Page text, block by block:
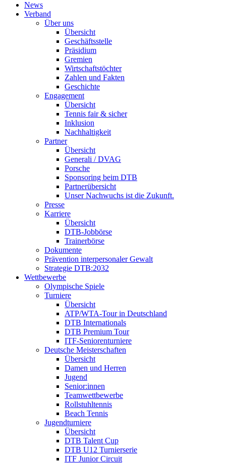
News
Verband
Über uns
Übersicht
Geschäftsstelle
Präsidium
Gremien
Wirtschaftstöchter
Zahlen und Fakten
Geschichte
Engagement
Übersicht
Tennis fair & sicher
Inklusion
Nachhaltigkeit
Partner
Übersicht
Generali / DVAG
Porsche
Sponsoring beim DTB
Partnerübersicht
Unser Nachwuchs ist die Zukunft.
Presse
Karriere
Übersicht
DTB-Jobbörse
Trainerbörse
Dokumente
Prävention interpersonaler Gewalt
Strategie DTB:2032
Wettbewerbe
Olympische Spiele
Turniere
Übersicht
ATP/WTA-Tour in Deutschland
DTB Internationals
DTB Premium Tour
ITF-Seniorenturniere
Deutsche Meisterschaften
Übersicht
Damen und Herren
Jugend
Senior:innen
Teamwettbewerbe
Rollstuhltennis
Beach Tennis
Jugendturniere
Übersicht
DTB Talent Cup
DTB U12 Turnierserie
ITF Junior Circuit